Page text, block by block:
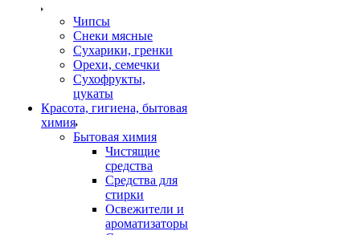
Чипсы
Снеки мясные
Сухарики, гренки
Орехи, семечки
Сухофрукты,
цукаты
Красота, гигиена, бытовая
химия
Бытовая химия
Чистящие
средства
Средства для
стирки
Освежители и
ароматизаторы